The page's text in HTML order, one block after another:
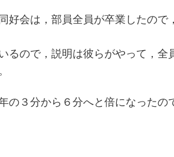
好会は，部員全員が卒業したので
るので，説明は彼らがやって，全
の３分から６分へと倍になったの